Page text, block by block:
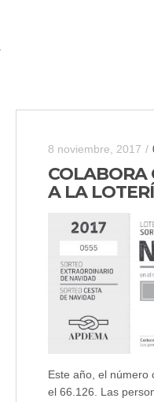
8 noviembre, 2017 /
COLABORA
A LA
Este año, el número
el 66.126. Las